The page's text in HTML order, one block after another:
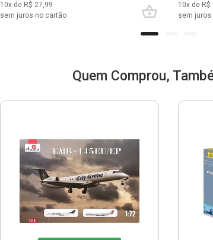
10x de R$ 27,99
sem juros no cartão
10x de R$
sem juros
Quem Comprou,